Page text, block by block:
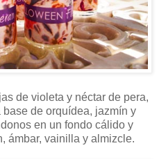
de violeta y néctar de pera,
base de orquídea, jazmín y
en un fondo cálido y
ámbar, vainilla y almizcle.